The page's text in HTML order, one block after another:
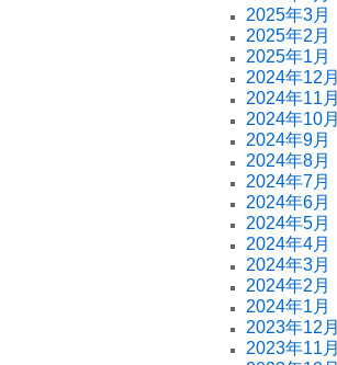
2025年3月
2025年2月
2025年1月
2024年12月
2024年11月
2024年10月
2024年9月
2024年8月
2024年7月
2024年6月
2024年5月
2024年4月
2024年3月
2024年2月
2024年1月
2023年12月
2023年11月